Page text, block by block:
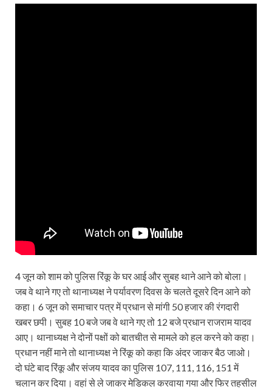
4 जून को शाम को पुलिस रिंकू के घर आई और सुबह थाने आने को बोला।
जब वे थाने गए तो थानाध्यक्ष ने पर्यावरण दिवस के चलते दूसरे दिन आने को
कहा। 6 जून को समाचार पत्र में प्रधान से मांगी 50 हजार की रंगदारी
खबर छपी। सुबह 10 बजे जब वे थाने गए तो 12 बजे प्रधान राजराम यादव
आए। थानाध्यक्ष ने दोनों पक्षों को बातचीत से मामले को हल करने को कहा।
प्रधान नहीं माने तो थानाध्यक्ष ने रिंकू को कहा कि अंदर जाकर बैठ जाओ।
दो घंटे बाद रिंकू और संजय यादव का पुलिस 107, 111, 116, 151 में
चलान कर दिया। वहां से ले जाकर मेडिकल करवाया गया और फिर तहसील